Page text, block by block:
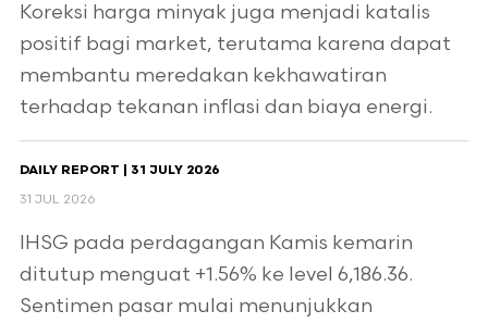
Koreksi harga minyak juga menjadi katalis
positif bagi market, terutama karena dapat
membantu meredakan kekhawatiran
terhadap tekanan inflasi dan biaya energi.
DAILY REPORT | 31 JULY 2026
31 JUL 2026
IHSG pada perdagangan Kamis kemarin
ditutup menguat +1.56% ke level 6,186.36.
Sentimen pasar mulai menunjukkan